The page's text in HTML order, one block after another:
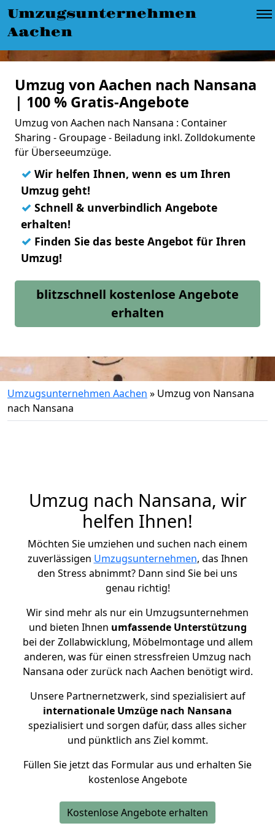
Umzugsunternehmen
Aachen
Umzug von Aachen nach Nansana
| 100 % Gratis-Angebote
Umzug von Aachen nach Nansana : Container
Sharing - Groupage - Beiladung inkl. Zolldokumente
für Überseeumzüge.
✓ Wir helfen Ihnen, wenn es um Ihren
Umzug geht!
✓ Schnell & unverbindlich Angebote
erhalten!
✓ Finden Sie das beste Angebot für Ihren
Umzug!
blitzschnell kostenlose Angebote
erhalten
Umzugsunternehmen Aachen » Umzug von Nansana
nach Nansana
Umzug nach Nansana, wir
helfen Ihnen!
Möchten Sie umziehen und suchen nach einem
zuverlässigen Umzugsunternehmen, das Ihnen
den Stress abnimmt? Dann sind Sie bei uns
genau richtig!
Wir sind mehr als nur ein Umzugsunternehmen
und bieten Ihnen umfassende Unterstützung
bei der Zollabwicklung, Möbelmontage und allem
anderen, was für einen stressfreien Umzug nach
Nansana oder zurück nach Aachen benötigt wird.
Unsere Partnernetzwerk, sind spezialisiert auf
internationale Umzüge nach Nansana
spezialisiert und sorgen dafür, dass alles sicher
und pünktlich ans Ziel kommt.
Füllen Sie jetzt das Formular aus und erhalten Sie
kostenlose Angebote
Kostenlose Angebote erhalten